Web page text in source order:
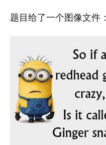
题目给了一个图像文件：